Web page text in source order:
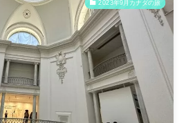
2023年9月カナダの旅